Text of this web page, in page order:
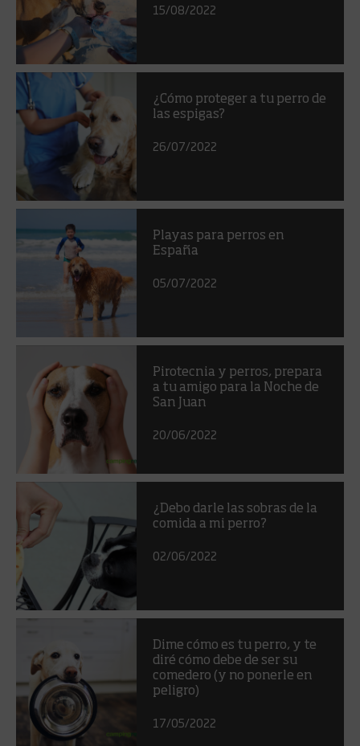
15/08/2022
¿Cómo proteger a tu perro de
las espigas?
26/07/2022
Playas para perros en
España
05/07/2022
Pirotecnia y perros, prepara
a tu amigo para la Noche de
San Juan
20/06/2022
¿Debo darle las sobras de la
comida a mi perro?
02/06/2022
Dime cómo es tu perro, y te
diré cómo debe de ser su
comedero (y no ponerle en
peligro)
17/05/2022